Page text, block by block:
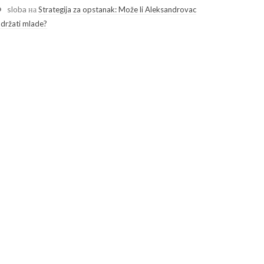
sloba наStrategija za opstanak: Može li Aleksandrovac
mlade?